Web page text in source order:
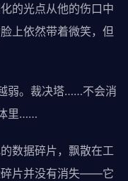
的光点从他的伤口中
上依然带着微笑，但
弱。裁决塔……不会消
里……
数据碎片，飘散在工
碎片并没有消失——它